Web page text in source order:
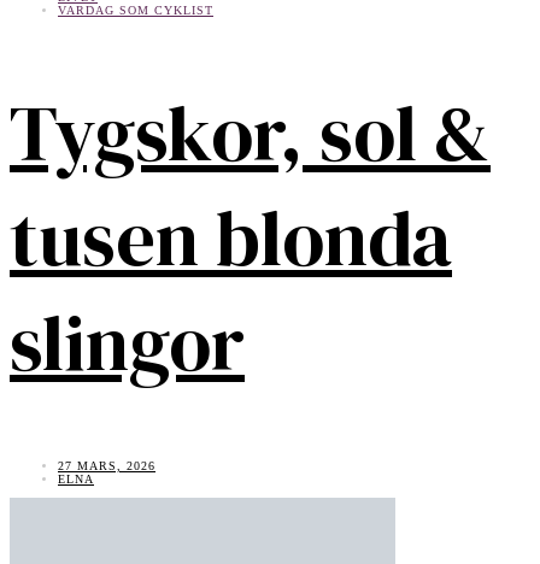
VARDAG SOM CYKLIST
Tygskor, sol &
tusen blonda
slingor
27 MARS, 2026
ELNA